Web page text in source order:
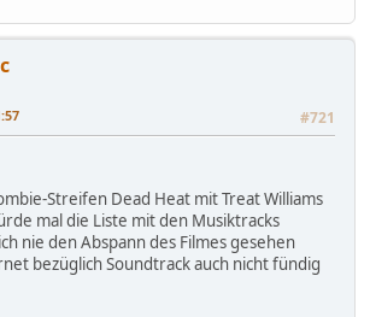
#721
Streifen Dead Heat mit Treat Williams
mal die Liste mit den Musiktracks
nie den Abspann des Filmes gesehen
bezüglich Soundtrack auch nicht fündig